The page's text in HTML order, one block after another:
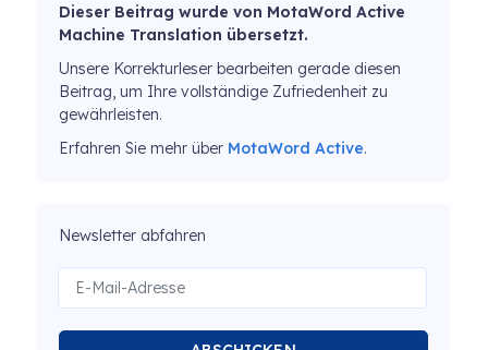
Dieser Beitrag wurde von MotaWord Active
Machine Translation übersetzt.
Unsere Korrekturleser bearbeiten gerade diesen
Beitrag, um Ihre vollständige Zufriedenheit zu
gewährleisten.
Erfahren Sie mehr über MotaWord Active.
Newsletter abfahren